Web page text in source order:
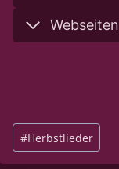
Webseiten
S
c
#Herbstlieder